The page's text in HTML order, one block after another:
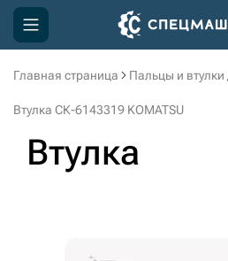
Главная страница Пальцы и втулки
Втулка СК-6143319 KOMATSU
Втулка
Компания
Доставка и оплата